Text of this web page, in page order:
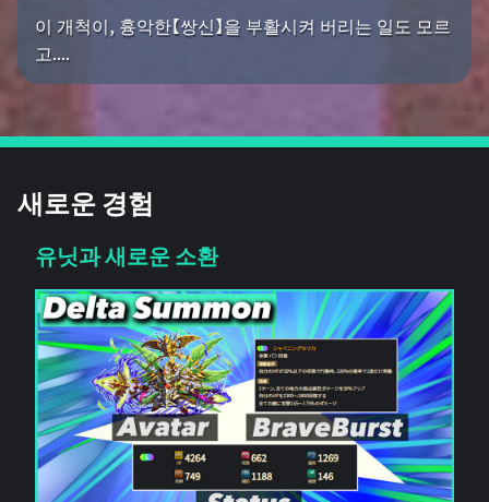
이 개척이, 흉악한【쌍신】을 부활시켜 버리는 일도 모르
고....
새로운 경험
유닛과 새로운 소환